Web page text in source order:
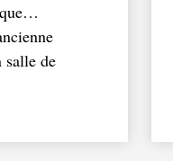
que…
salle de